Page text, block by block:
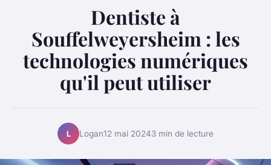
Dentiste à
Souffelweyersheim : les
technologies numériques
qu'il peut utiliser
L Logan12 mai 20243 min de lecture